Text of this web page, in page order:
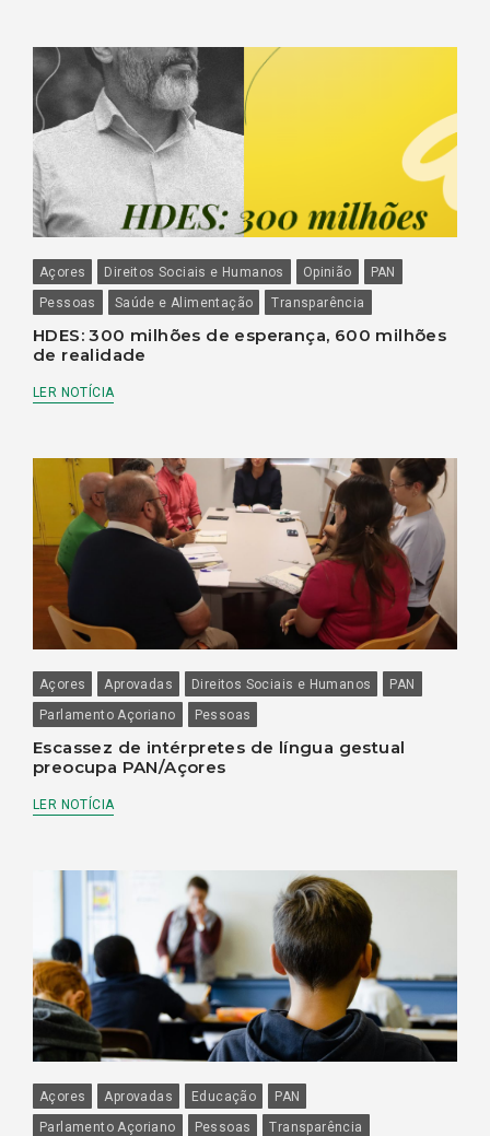
Açores Direitos Sociais e Humanos Opinião
PAN
Pessoas
Saúde e Alimentação Transparência
HDES: 300 milhões de esperança, 600 milhões
de realidade
LER NOTÍCIA
Açores Aprovadas Direitos Sociais e Humanos
PAN
Parlamento Açoriano
Pessoas
Escassez de intérpretes de língua gestual
preocupa PAN/Açores
LER NOTÍCIA
Açores Aprovadas Educação
PAN
Parlamento Açoriano
Pessoas Transparência